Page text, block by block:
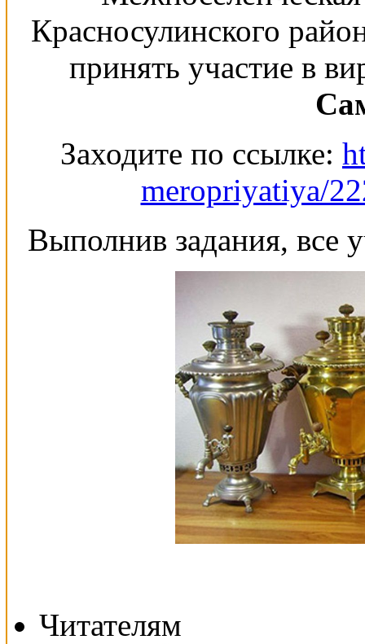
Красносулинского
принять участие в
Заходите по ссылке:
meropriyatiya/
Выполнив задания, все
Читателям